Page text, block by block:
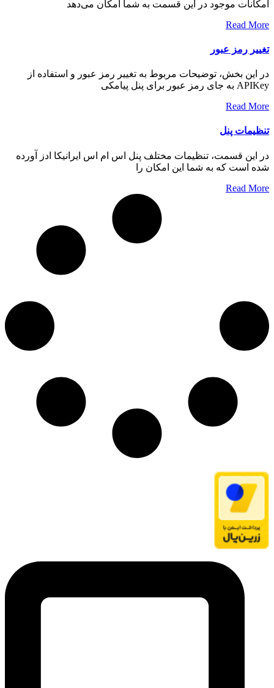
امکانات موجود در این قسمت به شما امکان می‌دهد
Read More
تغییر رمز عبور
در این بخش، توضیحات مربوط به تغییر رمز عبور و استفاده از
APIKey به جای رمز عبور برای پنل پیامکی
Read More
تنظیمات پنل
در این قسمت، تنظیمات مختلف پنل اس ام اس ایرانیکا ادز آورده
شده است که به شما این امکان را
Read More